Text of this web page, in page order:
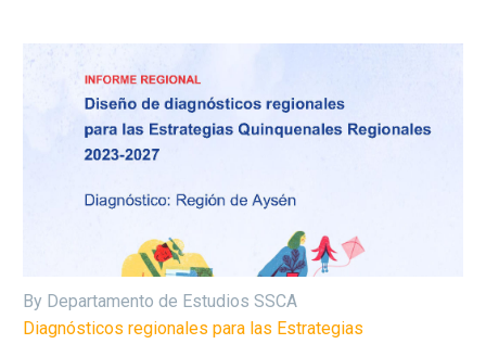
By Departamento de Estudios SSCA
Diagnósticos regionales para las Estrategias